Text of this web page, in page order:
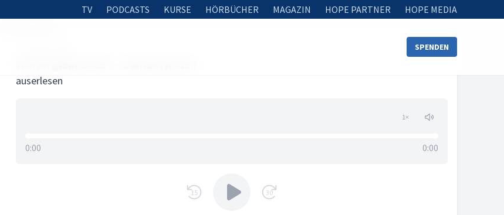
TV PODCASTS KURSE HÖRBÜCHER MAGAZIN HOPE PARTNER HOPE MEDIA
SPENDEN
auserlesen
1×
0:00 0:00
15 30